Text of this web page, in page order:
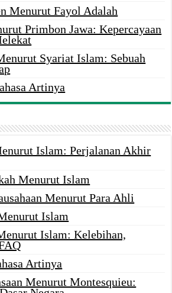
Menurut Fayol Adalah
Primbon Jawa: Kepercayaan
Syariat Islam: Sebuah
Artinya
Islam: Perjalanan Akhir
Menurut Islam
Menurut Para Ahli
Islam
Islam: Kelebihan,
Artinya
Menurut Montesquieu: